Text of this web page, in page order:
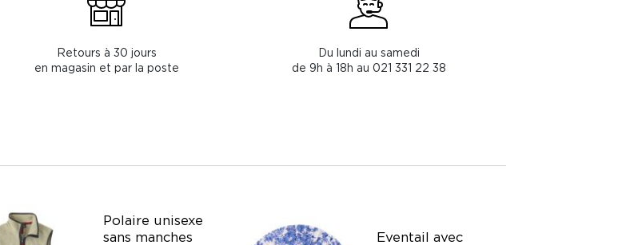
Retours à 30 jours
en magasin et par la poste
Du lundi au samedi
de 9h à 18h au 021 331 22 38
Polaire unisexe
sans manches
Eventail avec